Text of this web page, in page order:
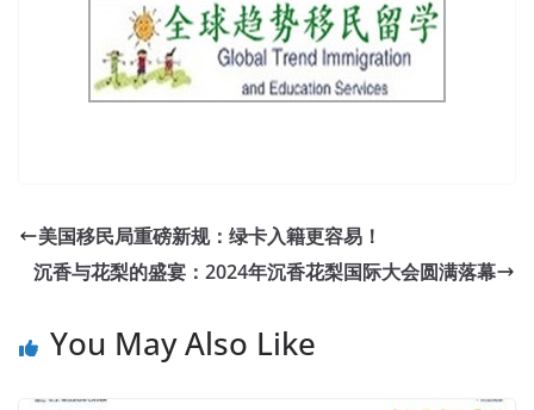
美国移民局重磅新规：绿卡入籍更容易！
沉香与花梨的盛宴：2024年沉香花梨国际大会圆满落幕
You May Also Like